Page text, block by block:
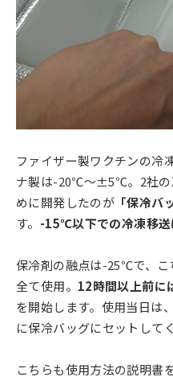
ファイザー製ワクチンの
ナ製は-20℃～±5℃。2社の
めに開発したのが 「保冷バ
す。 -15℃以下での冷凍移送
保冷剤の融点は-25℃で、こ
全て使用。 12時間以上前
を開始します。使用当日は
に保冷バッグにセットして
こちらも使用方法の説明書